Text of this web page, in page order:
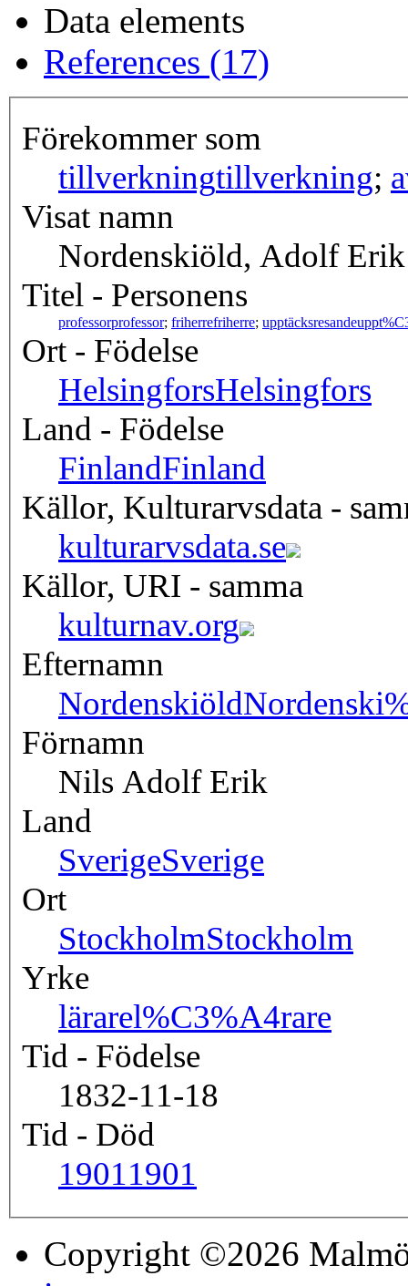
Data elements
References (17)
Förekommer som
tillverkningtillverkning;
Visat namn
Nordenskiöld, Adolf
Titel - Personens
professorprofessor; friherrefriherre; upptäcksresande
Ort - Födelse
HelsingforsHelsingfors
Land - Födelse
FinlandFinland
Källor, Kulturarvsdata -
kulturarvsdata.se
Källor, URI - samma
kulturnav.org
Efternamn
Nordenskiöld
Förnamn
Nils Adolf Erik
Land
SverigeSverige
Ort
StockholmStockholm
Yrke
lärarel%C3%A4rare
Tid - Födelse
1832-11-18
Tid - Död
19011901
Copyright ©2026